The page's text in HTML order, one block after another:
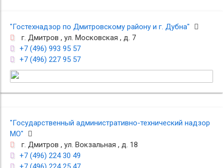
"Гостехнадзор по Дмитровскому району и г. Дубна"
г. Дмитров , ул. Московская , д. 7
+7 (496) 993 95 57
+7 (496) 227 95 57
"Государственный административно-технический надзор
МО"
г. Дмитров , ул. Вокзальная , д. 18
+7 (496) 224 30 49